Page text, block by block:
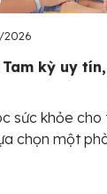
kỳ uy
sức khỏe
chọn một